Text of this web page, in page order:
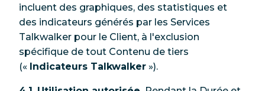
incluent des graphiques, des statistiques et
des indicateurs générés par les Services
Talkwalker pour le Client, à l'exclusion
spécifique de tout Contenu de tiers
(« Indicateurs Talkwalker »).